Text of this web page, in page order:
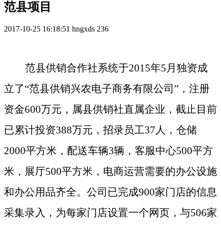
范县项目
2017-10-25 16:18:51 hngxds 236
范县供销合作社系统于2015年5月独资成
立了“范县供销兴农电子商务有限公司”，注册
资金600万元，属县供销社直属企业，截止目前
已累计投资388万元，招录员工37人，仓储
2000平方米，配送车辆3辆，客服中心500平方
米，展厅500平方米，电商运营需要的办公设施
和办公用品齐全。公司已完成900家门店的信息
采集录入，为每家门店设置一个网页，与506家